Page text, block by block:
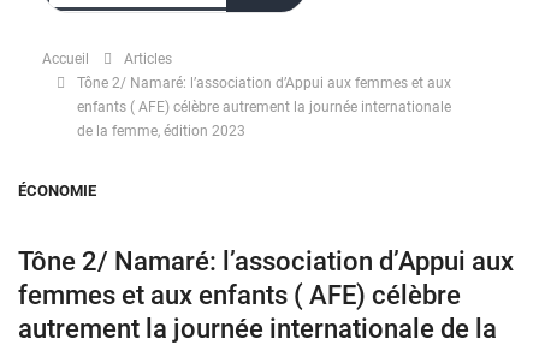
Accueil
Articles
Tône 2/ Namaré: l’association d’Appui aux femmes et aux
enfants ( AFE) célèbre autrement la journée internationale
de la femme, édition 2023
ÉCONOMIE
Tône 2/ Namaré: l’association d’Appui aux
femmes et aux enfants ( AFE) célèbre
autrement la journée internationale de la